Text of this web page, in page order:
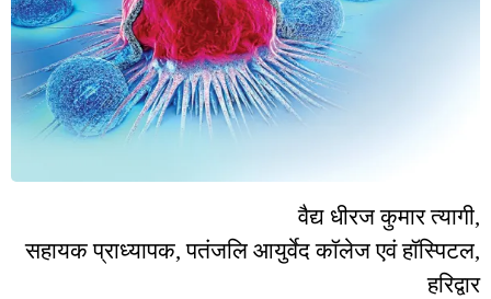
वैद्य धीरज कुमार त्यागी,
सहायक प्राध्यापक,पतंजलि आयुर्वेद कॉलेज एवं हॉस्पिटल,
हरिद्वार